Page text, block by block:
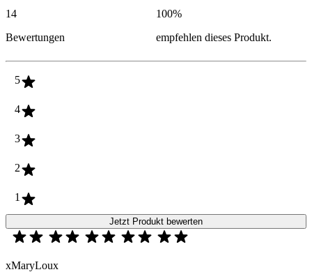
14
Bewertungen
100%
empfehlen dieses Produkt.
5
4
3
2
1
Jetzt Produkt bewerten
xMaryLoux